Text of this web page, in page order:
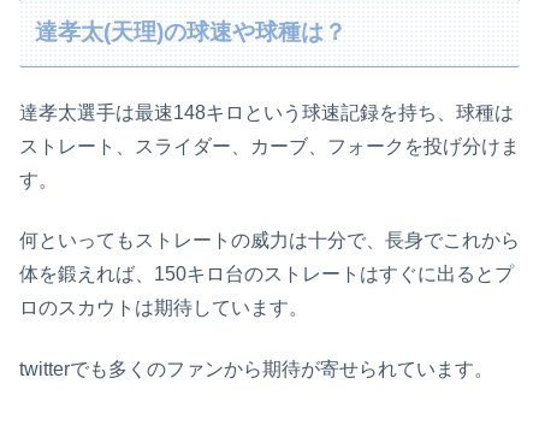
達孝太(天理)の球速や球種は？
達孝太選手は最速148キロという球速記録を持ち、球種は
ストレート、スライダー、カーブ、フォークを投げ分けま
す。
何といってもストレートの威力は十分で、長身でこれから
体を鍛えれば、150キロ台のストレートはすぐに出るとプ
ロのスカウトは期待しています。
twitterでも多くのファンから期待が寄せられています。